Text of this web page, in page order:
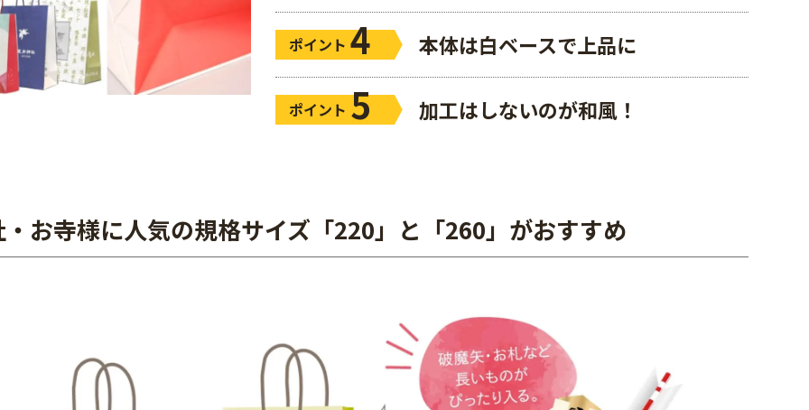
ポイント 4 本体は白ベースで上品に
ポイント 5 加工はしないのが和風！
お寺様に人気の規格サイズ「220」と「260」がおすすめ